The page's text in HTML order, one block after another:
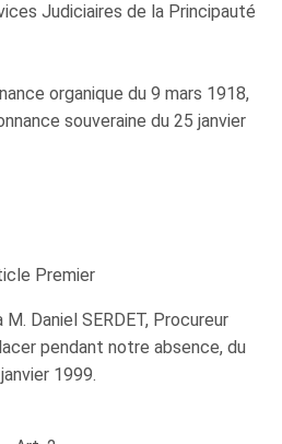
Judiciaires de la Principauté
organique du 9 mars 1918,
souveraine du 25 janvier
Premier
Daniel SERDET, Procureur
pendant notre absence, du
1999.